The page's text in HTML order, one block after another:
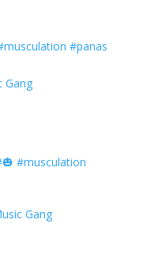
#panas
Gang
#musculation
Gang